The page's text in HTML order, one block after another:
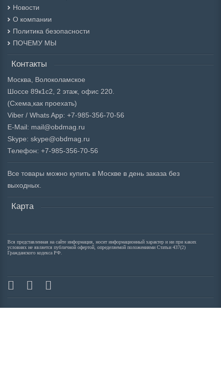
Новости
О компании
Политика безопасности
ПОЧЕМУ МЫ
Контакты
Москва, Волоколамское
Шоссе 89к1с2, 2 этаж, офис 220.
(Схема, как проехать)
Viber / Whats App: +7-985-356-70-56
E-Mail: mail@obdmag.ru
Skype: skype@obdmag.ru
Телефон: +7-985-356-70-56
Все товары можно купить в Москве в день заказа без
выходных.
Карта
Вся представленная на сайте информация, носит информационный характер и ни при каких
условиях не является публичной офертой, определяемой положениями Статьи 437(2)
Гражданского кодекса РФ.